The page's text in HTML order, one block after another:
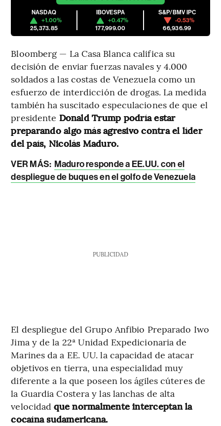
NASDAQ
+1.00%
25,373.85
IBOVESPA
+0.47%
177,999.00
S&P/BMV IPC
-0.53%
66,936.99
Bloomberg — La Casa Blanca califica su
decisión de enviar fuerzas navales y 4.000
soldados a las costas de Venezuela como un
esfuerzo de interdicción de drogas. La medida
también ha suscitado especulaciones de que el
presidente Donald Trump podría estar
preparando algo más agresivo contra el líder
del país, Nicolás Maduro.
VER MÁS: Maduro responde a EE.UU. con el
despliegue de buques en el golfo de Venezuela
PUBLICIDAD
El despliegue del Grupo Anfibio Preparado Iwo
Jima y de la 22ª Unidad Expedicionaria de
Marines da a EE. UU. la capacidad de atacar
objetivos en tierra, una especialidad muy
diferente a la que poseen los ágiles cúteres de
la Guardia Costera y las lanchas de alta
velocidadque normalmente interceptan la
cocaína sudamericana.